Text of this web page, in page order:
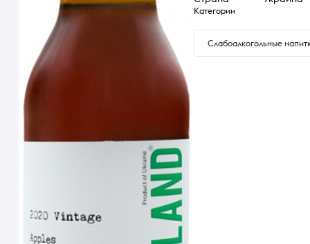
Категории
Слабоалкогольные